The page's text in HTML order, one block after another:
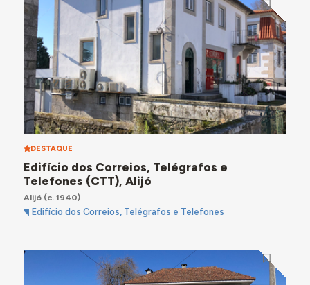
DESTAQUE
Edifício dos Correios, Telégrafos e
Telefones (CTT), Alijó
Alijó(c. 1940)
Edifício dos Correios, Telégrafos e Telefones